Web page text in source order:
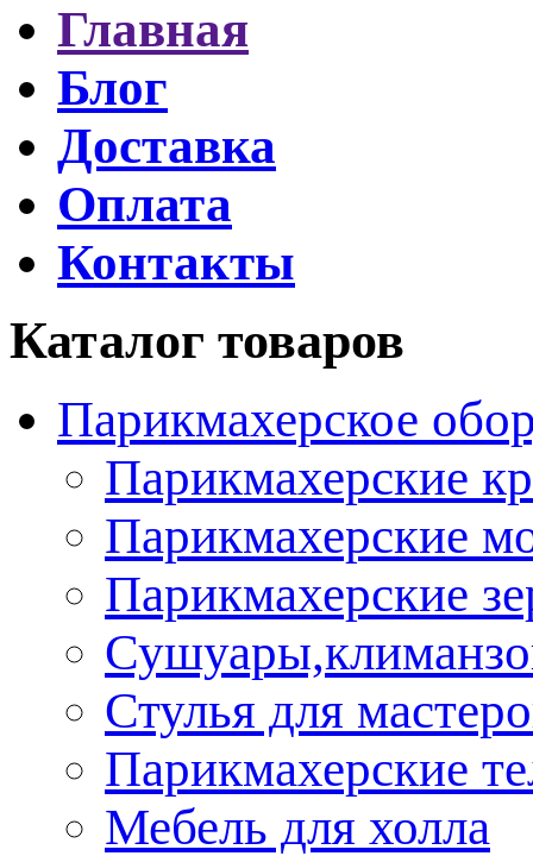
Главная
Блог
Доставка
Оплата
Контакты
Каталог товаров
Парикмахерское
Парикмахерские
Парикмахерские
Парикмахерские
Стулья для
Парикмахерские
Мебель для холла